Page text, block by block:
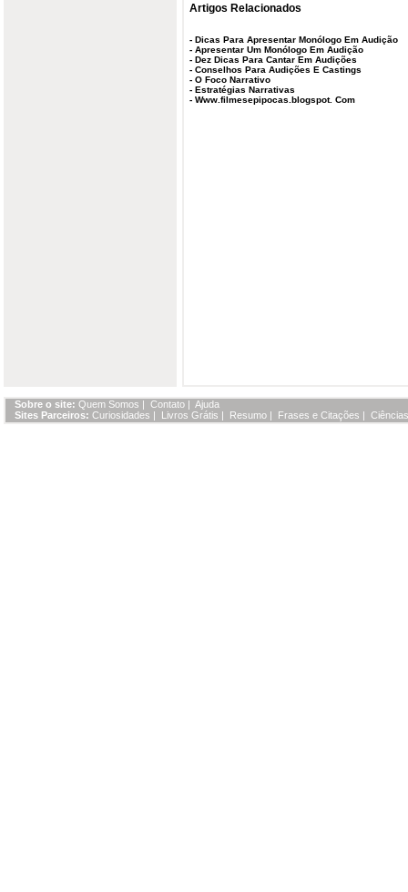
Artigos Relacionados
- Dicas Para Apresentar Monólogo Em Audição
- Apresentar Um Monólogo Em Audição
- Dez Dicas Para Cantar Em Audições
- Conselhos Para Audições E Castings
- O Foco Narrativo
- Estratégias Narrativas
- Www.filmesepipocas.blogspot. Com
Sobre o site: Quem Somos | Contato | Ajuda
Sites Parceiros: Curiosidades | Livros Grátis | Resumo | Frases e Citações |